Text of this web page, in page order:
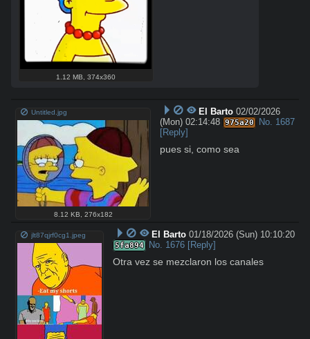
1.12 MB,374x360
Untitled.jpg
8.12 KB 276x182
El Barto 02/02/2026
(Mon) 02:14:48 975a20 No. 1687
[Reply]
pues si, como sea
jlt87qjrf0cg1.jpeg El Barto 01/18/2026 (Sun) 10:10:20
5fa894 No. 1676 [Reply]
Otra vez se mezclaron los canales